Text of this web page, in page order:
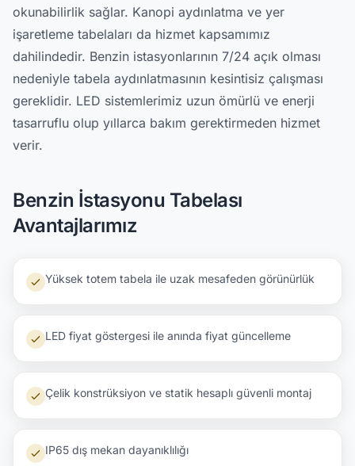
okunabilirlik sağlar. Kanopi aydınlatma ve yer
işaretleme tabelaları da hizmet kapsamımız
dahilindedir. Benzin istasyonlarının 7/24 açık olması
nedeniyle tabela aydınlatmasının kesintisiz çalışması
gereklidir. LED sistemlerimiz uzun ömürlü ve enerji
tasarruflu olup yıllarca bakım gerektirmeden hizmet
verir.
Benzin İstasyonu Tabelası
Avantajlarımız
Yüksek totem tabela ile uzak mesafeden görünürlük
LED fiyat göstergesi ile anında fiyat güncelleme
Çelik konstrüksiyon ve statik hesaplı güvenli montaj
IP65 dış mekan dayanıklılığı